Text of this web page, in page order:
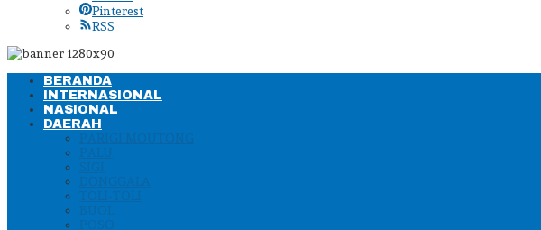
Pinterest
RSS
BERANDA
INTERNASIONAL
NASIONAL
DAERAH
PARIGI MOUTONG
PALU
SIGI
DONGGALA
TOLI-TOLI
BUOL
POSO